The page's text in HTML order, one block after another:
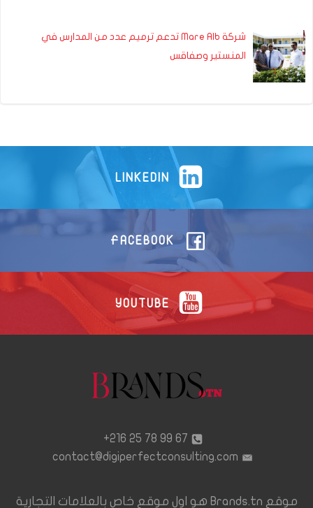
شركة Mare Alb تدعم ترميم عدد من المدارس في
المنستير وصفاقس
LINKEDIN
FACEBOOK
YOUTUBE
67 99 78 25 216+
contact@digiperfectconsulting.com
موقع Brands.tn هو اول موقع خاص بالعلامات التجارية